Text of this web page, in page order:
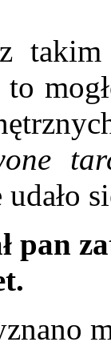
takim
pan